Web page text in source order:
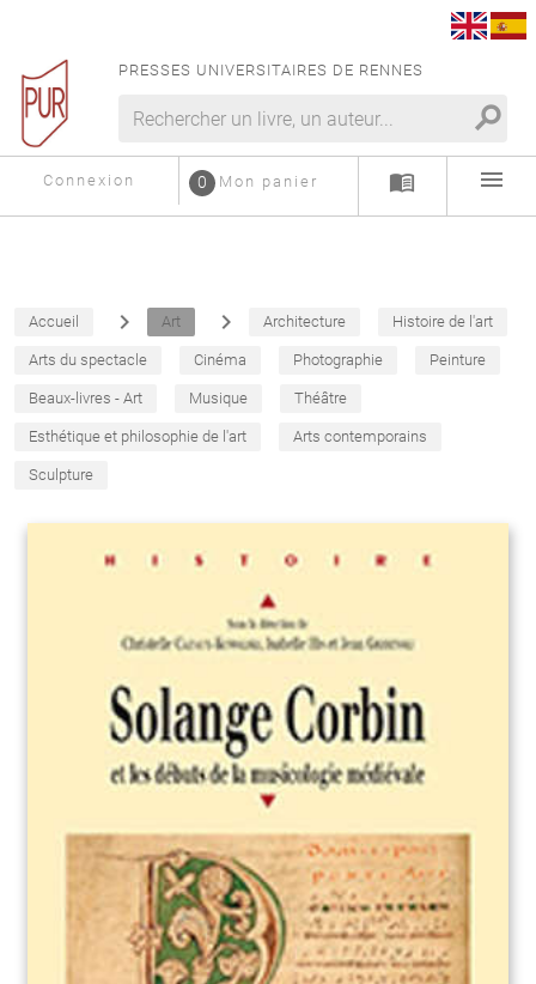
PRESSES UNIVERSITAIRES DE RENNES
search
Connexion Mon panier
0 menu_book menu
Accueil navigate_next Art navigate_next Architecture Histoire de l'art
Arts du spectacle Cinéma Photographie Peinture
Beaux-livres - Art Musique Théâtre
Esthétique et philosophie de l'art Arts contemporains
Sculpture